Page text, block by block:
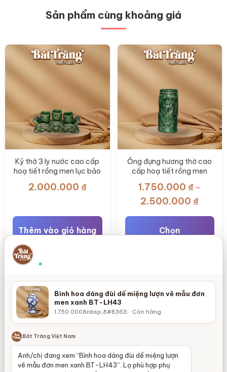
Bình hoa dáng đùi dế miệng lượn vẽ mẫu đơn
men xanh BT-LH43
1.750.000&nbsp;&#8363; · Còn hàng
Bát Tràng Việt Nam
Anh/chị đang xem “Bình hoa dáng đùi dế miệng lượn
vẽ mẫu đơn men xanh BT-LH43”. Lọ phù hợp phụ
Sản phẩm cùng khoảng giá
Kỷ thờ 3 ly nước cao cấp
hoạ tiết rồng men lục bảo
2.000.000 ₫
Thêm vào giỏ hàng
Ống đựng hương thờ cao
cấp hoạ tiết rồng men
1.750.000 ₫ –
2.500.000 ₫
Chọn
này
có
nhiều
biến
Các
tùy